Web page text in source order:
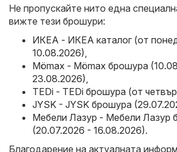
Не пропускайте нито една
вижте тези брошури:
ИКЕА - ИКЕА каталог (от
10.08.2026),
Mömax - Mömax брошура
23.08.2026),
TEDi - TEDi брошура (от
JYSK - JYSK брошура
Мебели Лазур - Мебели Лазур
(20.07.2026 - 16.08.2026).
Благодарение на актуалната